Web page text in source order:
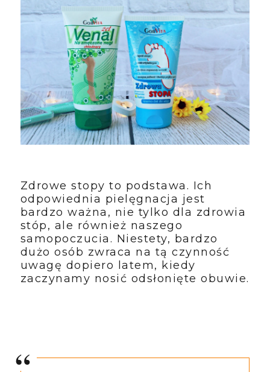
Zdrowe stopy to podstawa. Ich
odpowiednia pielęgnacja jest
bardzo ważna, nie tylko dla zdrowia
stóp, ale również naszego
samopoczucia. Niestety, bardzo
dużo osób zwraca na tą czynność
uwagę dopiero latem, kiedy
zaczynamy nosić odsłonięte obuwie.